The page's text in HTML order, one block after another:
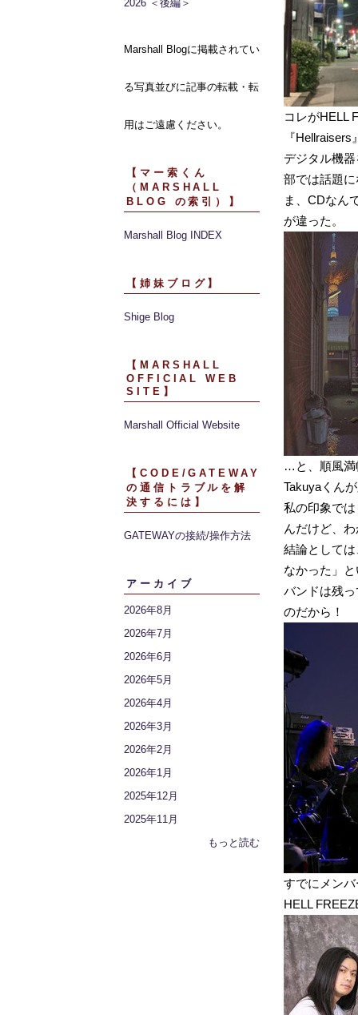
2026 ＜後編＞
Marshall Blogに掲載されてい
る写真並びに記事の転載・転
用はご遠慮ください。
【マー索くん
（MARSHALL
BLOG の索引）】
Marshall Blog INDEX
【姉妹ブログ】
Shige Blog
【MARSHALL
OFFICIAL WEB
SITE】
Marshall Official Website
【CODE/GATEWAY
の通信トラブルを解
決するには】
GATEWAYの接続/操作方法
アーカイブ
2026年8月
2026年7月
2026年6月
2026年5月
2026年4月
2026年3月
2026年2月
2026年1月
2025年12月
2025年11月
もっと読む
コレがHELL
『Hellraisers
デジタル機
部では話題
ま、CDなん
が違った。
…と、順風満
Takuyaくん
私の印象で
んだけど、
結論として
なかった」
バンドは残
のだから！
すでにメン
HELL